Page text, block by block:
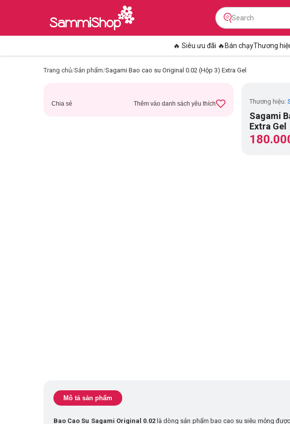
🔥 Siêu ưu đãi 🔥 Bán chạyThương
Trang chủ/Sản phẩm/Sagami Bao cao su Original 0.02 (Hộp 3) Extra Gel
Chia sẻ Thêm vào danh sách yêu thích Thương hiệu:
Sagami
Extra Gel
Mô tả sản phẩm
Bao Cao Su Sagami Original 0.02 là dòng sản phẩm bao cao su siêu mỏng